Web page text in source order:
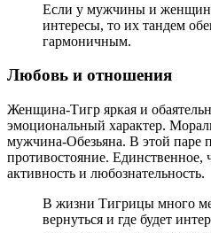
Если у мужчины и
интересы, то их тандем
гармоничным.
Любовь и отношения
Женщина-Тигр яркая и
эмоциональный характер.
мужчина-Обезьяна. В этой паре
противостояние. Единственное,
активность и любознательность.
В жизни Тигрицы много
вернуться и где будет